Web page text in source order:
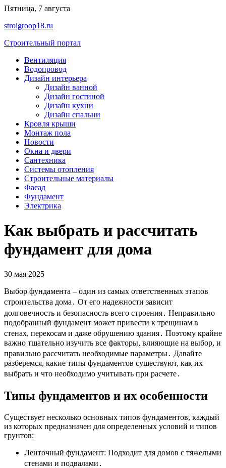
Перейти
содержимому
Пятница, 7 августа
stroigroop18.ru
Строительный портал
Вентиляция
Водопровод
Дизайн интерьера
Дизайн ванной
Дизайн гостиной
Дизайн кухни
Дизайн спальни
Кровля крыши
Монтаж пола
Новости
Окна и двери
Сантехника
Системы отопления
Строительные материалы
Фасад
Фундамент
Электрика
Как выбрать и рассчитать
фундамент для дома
30 мая 2025
Выбор фундамента – один из самых ответственных этапов
строительства дома․ От его надежности зависит
долговечность и безопасность всего строения․ Неправильно
подобранный фундамент может привести к трещинам в
стенах, перекосам и даже обрушению здания․ Поэтому крайне
важно тщательно изучить все факторы, влияющие на выбор, и
правильно рассчитать необходимые параметры․ Давайте
разберемся, какие типы фундаментов существуют, как их
выбрать и что необходимо учитывать при расчете․
Типы фундаментов и их особенности
Существует несколько основных типов фундаментов, каждый
из которых предназначен для определенных условий и типов
грунтов:
Ленточный фундамент: Подходит для домов с тяжелыми
стенами и подвалами․